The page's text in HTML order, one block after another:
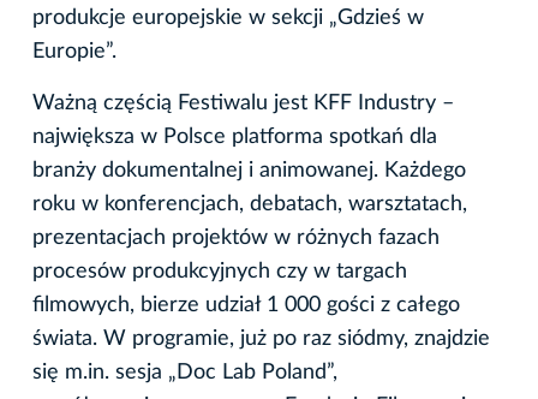
produkcje europejskie w sekcji „Gdzieś w
Europie”.
Ważną częścią Festiwalu jest KFF Industry –
największa w Polsce platforma spotkań dla
branży dokumentalnej i animowanej. Każdego
roku w konferencjach, debatach, warsztatach,
prezentacjach projektów w różnych fazach
procesów produkcyjnych czy w targach
filmowych, bierze udział 1 000 gości z całego
świata. W programie, już po raz siódmy, znajdzie
się m.in. sesja „Doc Lab Poland”,